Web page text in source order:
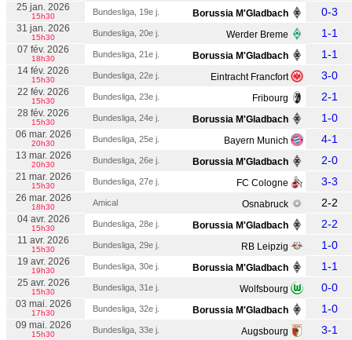
25 jan. 2026
15h30 Bundesliga, 19e j. Borussia M'Gladbach 0-3
31 jan. 2026
15h30 Bundesliga, 20e j. Werder Breme 1-1
07 fév. 2026
18h30 Bundesliga, 21e j. Borussia M'Gladbach 1-1
14 fév. 2026
15h30 Bundesliga, 22e j. Eintracht Francfort 3-0
22 fév. 2026
15h30 Bundesliga, 23e j. Fribourg 2-1
28 fév. 2026
15h30 Bundesliga, 24e j. Borussia M'Gladbach 1-0
06 mar. 2026
20h30 Bundesliga, 25e j. Bayern Munich 4-1
13 mar. 2026
20h30 Bundesliga, 26e j. Borussia M'Gladbach 2-0
21 mar. 2026
15h30 Bundesliga, 27e j. FC Cologne 3-3
26 mar. 2026
18h30 Amical Osnabruck 2-2
04 avr. 2026
15h30 Bundesliga, 28e j. Borussia M'Gladbach 2-2
11 avr. 2026
15h30 Bundesliga, 29e j. RB Leipzig 1-0
19 avr. 2026
19h30 Bundesliga, 30e j. Borussia M'Gladbach 1-1
25 avr. 2026
15h30 Bundesliga, 31e j. Wolfsbourg 0-0
03 mai. 2026
17h30 Bundesliga, 32e j. Borussia M'Gladbach 1-0
09 mai. 2026
15h30 Bundesliga, 33e j. Augsbourg 3-1